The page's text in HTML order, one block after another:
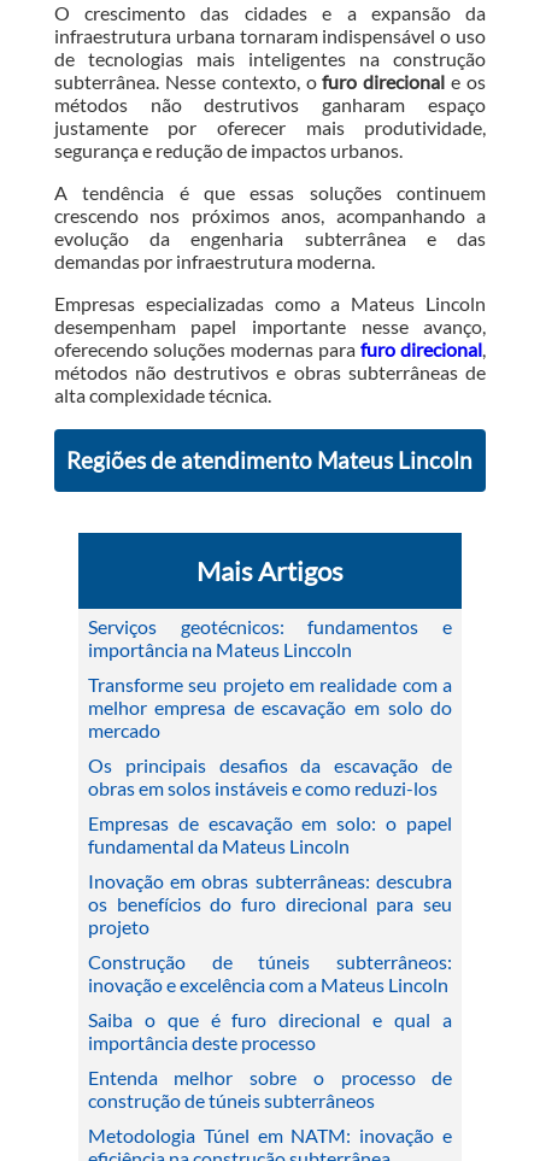
O crescimento das cidades e a expansão da
infraestrutura urbana tornaram indispensável o uso
de tecnologias mais inteligentes na construção
subterrânea. Nesse contexto, ofuro direcional e os
métodos não destrutivos ganharam espaço
justamente por oferecer mais produtividade,
segurança e redução de impactos urbanos.
A tendência é que essas soluções continuem
crescendo nos próximos anos, acompanhando a
evolução da engenharia subterrânea e das
demandas por infraestrutura moderna.
Empresas especializadas como a Mateus Lincoln
desempenham papel importante nesse avanço,
oferecendo soluções modernas parafuro direcional,
métodos não destrutivos e obras subterrâneas de
alta complexidade técnica.
Regiões de atendimento Mateus Lincoln
Mais Artigos
Serviços geotécnicos: fundamentos e
importância na Mateus Linccoln
Transforme seu projeto em realidade com a
melhor empresa de escavação em solo do
mercado
Os principais desafios da escavação de
obras em solos instáveis e como reduzi-los
Empresas de escavação em solo: o papel
fundamental da Mateus Lincoln
Inovação em obras subterrâneas: descubra
os benefícios do furo direcional para seu
projeto
Construção de túneis subterrâneos:
inovação e excelência com a Mateus Lincoln
Saiba o que é furo direcional e qual a
importância deste processo
Entenda melhor sobre o processo de
construção de túneis subterrâneos
Metodologia Túnel em NATM: inovação e